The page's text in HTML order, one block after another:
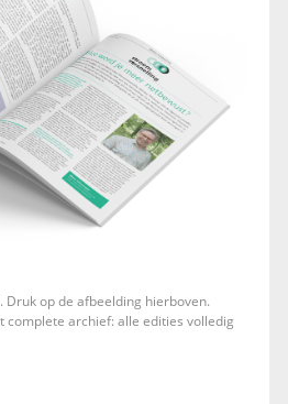
Druk op de afbeelding hierboven.
complete archief: alle edities volledig